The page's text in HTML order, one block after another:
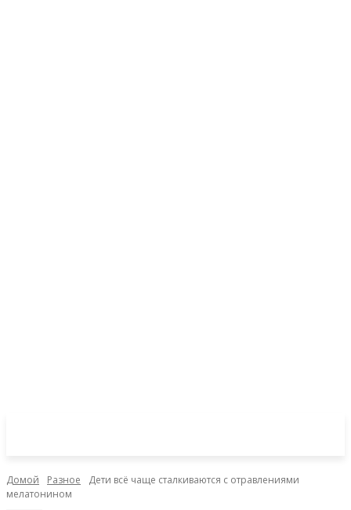
Домой Разное
Дети всё чаще сталкиваются с отравлениями
мелатонином